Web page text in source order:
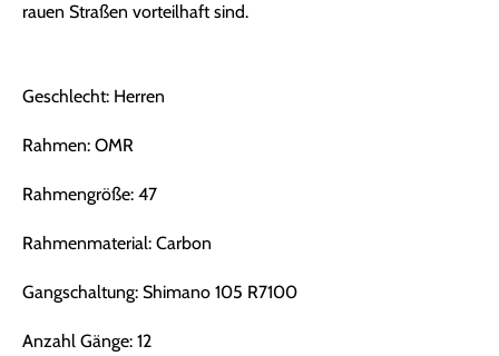
rauen Straßen vorteilhaft sind.
Geschlecht: Herren
Rahmen: OMR
Rahmengröße: 47
Rahmenmaterial: Carbon
Gangschaltung: Shimano 105 R7100
Anzahl Gänge: 12